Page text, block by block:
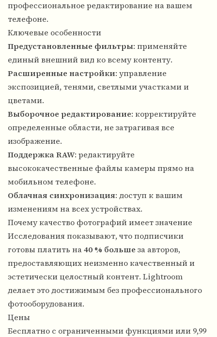
профессиональное редактирование на вашем
телефоне.
Ключевые особенности
Предустановленные фильтры: применяйте
единый внешний вид ко всему контенту.
Расширенные настройки: управление
экспозицией, тенями, светлыми участками и
цветами.
Выборочное редактирование: корректируйте
определенные области, не затрагивая все
изображение.
Поддержка RAW: редактируйте
высококачественные файлы камеры прямо на
мобильном телефоне.
Облачная синхронизация: доступ к вашим
изменениям на всех устройствах.
Почему качество фотографий имеет значение
Исследования показывают, что подписчики
готовы платить на40 % больше за авторов,
предоставляющих неизменно качественный и
эстетически целостный контент. Lightroom
делает это достижимым без профессионального
фотооборудования.
Цены
Бесплатно с ограниченными функциями или 9,99